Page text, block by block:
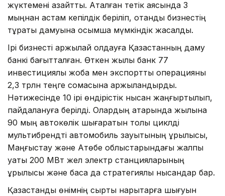
жүктемені азайтты. Аталған тетік аясында 3
мыңнан астам кепілдік беріліп, отандық бизнестің
тұрақты дамуына қосымша мүмкіндік жасалды.
Ірі бизнесті қаржылай қолдауға Қазақстанның даму
банкі бағытталған. Өткен жылы банк 77
инвестициялық жоба мен экспорттық операцияны
2,3 трлн теңге сомасына қаржыландырды.
Нәтижесінде 10 ірі өндірістік нысан жаңғыртылып,
пайдалануға берілді. Олардың қатарында жылына
90 мың автокөлік шығаратын толық циклді
мультибрендті автомобиль зауытының құрылысы,
Маңғыстау және Ақтөбе облыстарындағы жалпы
қуаты 200 МВт жел электр станцияларының
құрылысы және басқа да стратегиялық нысандар бар.
Қазақстандық өнімнің сыртқы нарықтарға шығуын